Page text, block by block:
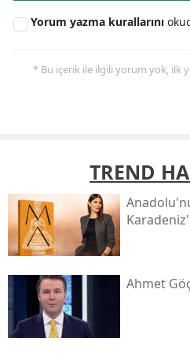
Yorum yazma kurallarını
* Bu içerik ile ilgili yorum yok, ilk
TREND
Ahmet